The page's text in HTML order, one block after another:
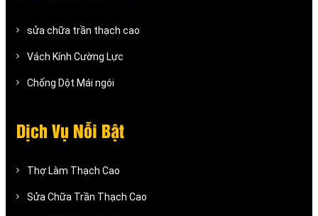
sửa chữa trần thạch cao
Vách Kính Cường Lực
Chống Dột Mái ngói
Dịch Vụ Nỗi Bật
Thợ Làm Thạch Cao
Sửa Chữa Trần Thạch Cao